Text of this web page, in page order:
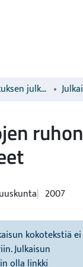
Luonnonvarakeskuksen julkaisut
2007
kokotekstiä ei
Julkaisun
olla linkki